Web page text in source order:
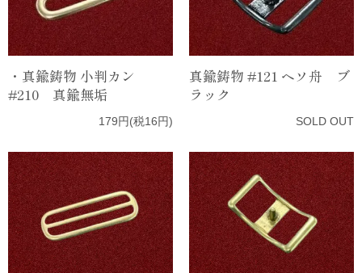
・真鍮鋳物 小判カン
#210 真鍮無垢
179円(税16円)
真鍮鋳物 #121 ヘソ舟 ブ
ラック
SOLD OUT